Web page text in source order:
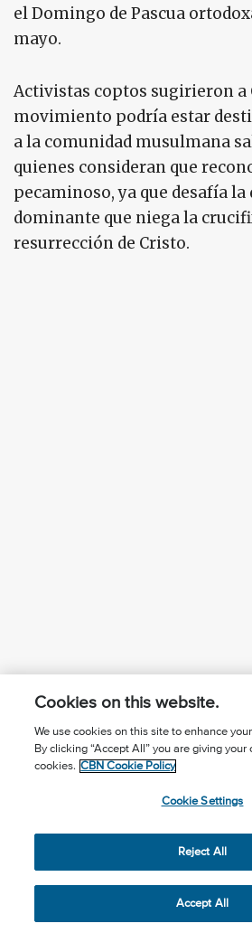
el Domingo de Pascua
mayo.
Activistas coptos sugirieron a
movimiento podría estar
a la comunidad musulmana
quienes consideran que
pecaminoso, ya que desafía
dominante que niega la
resurrección de Cristo.
¿Conoces a Jesús?
Seguir Mundo Cristiano
Terms of Use
Cookie
© 2026 The Christian Broadcasting
501 (c)(3) Charitable
Cookies on this website.
We use cookies on this site to enhance
By clicking “Accept All” you are giving
cookies. CBN Cookie Policy
Cookie Settings
Reject All
Accept All